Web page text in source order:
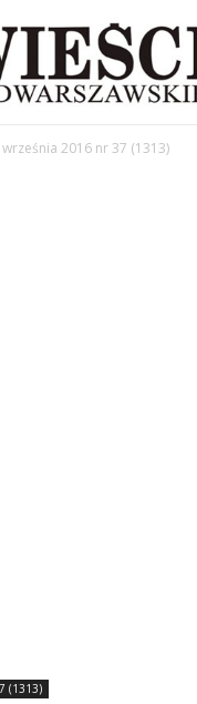
września 2016 nr 37 (1313)
(1313)